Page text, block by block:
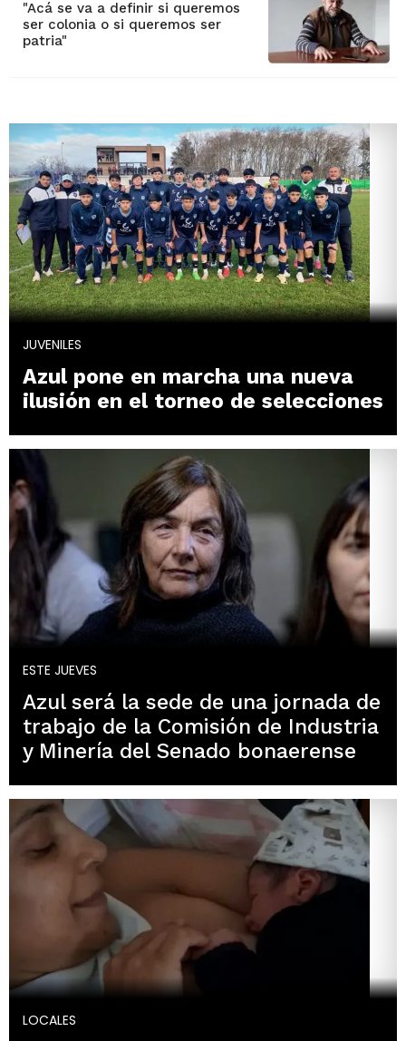
"Acá se va a definir si queremos
ser colonia o si queremos ser
patria"
JUVENILES
Azul pone en marcha una nueva
ilusión en el torneo de selecciones
ESTE JUEVES
Azul será la sede de una jornada de
trabajo de la Comisión de Industria
y Minería del Senado bonaerense
LOCALES